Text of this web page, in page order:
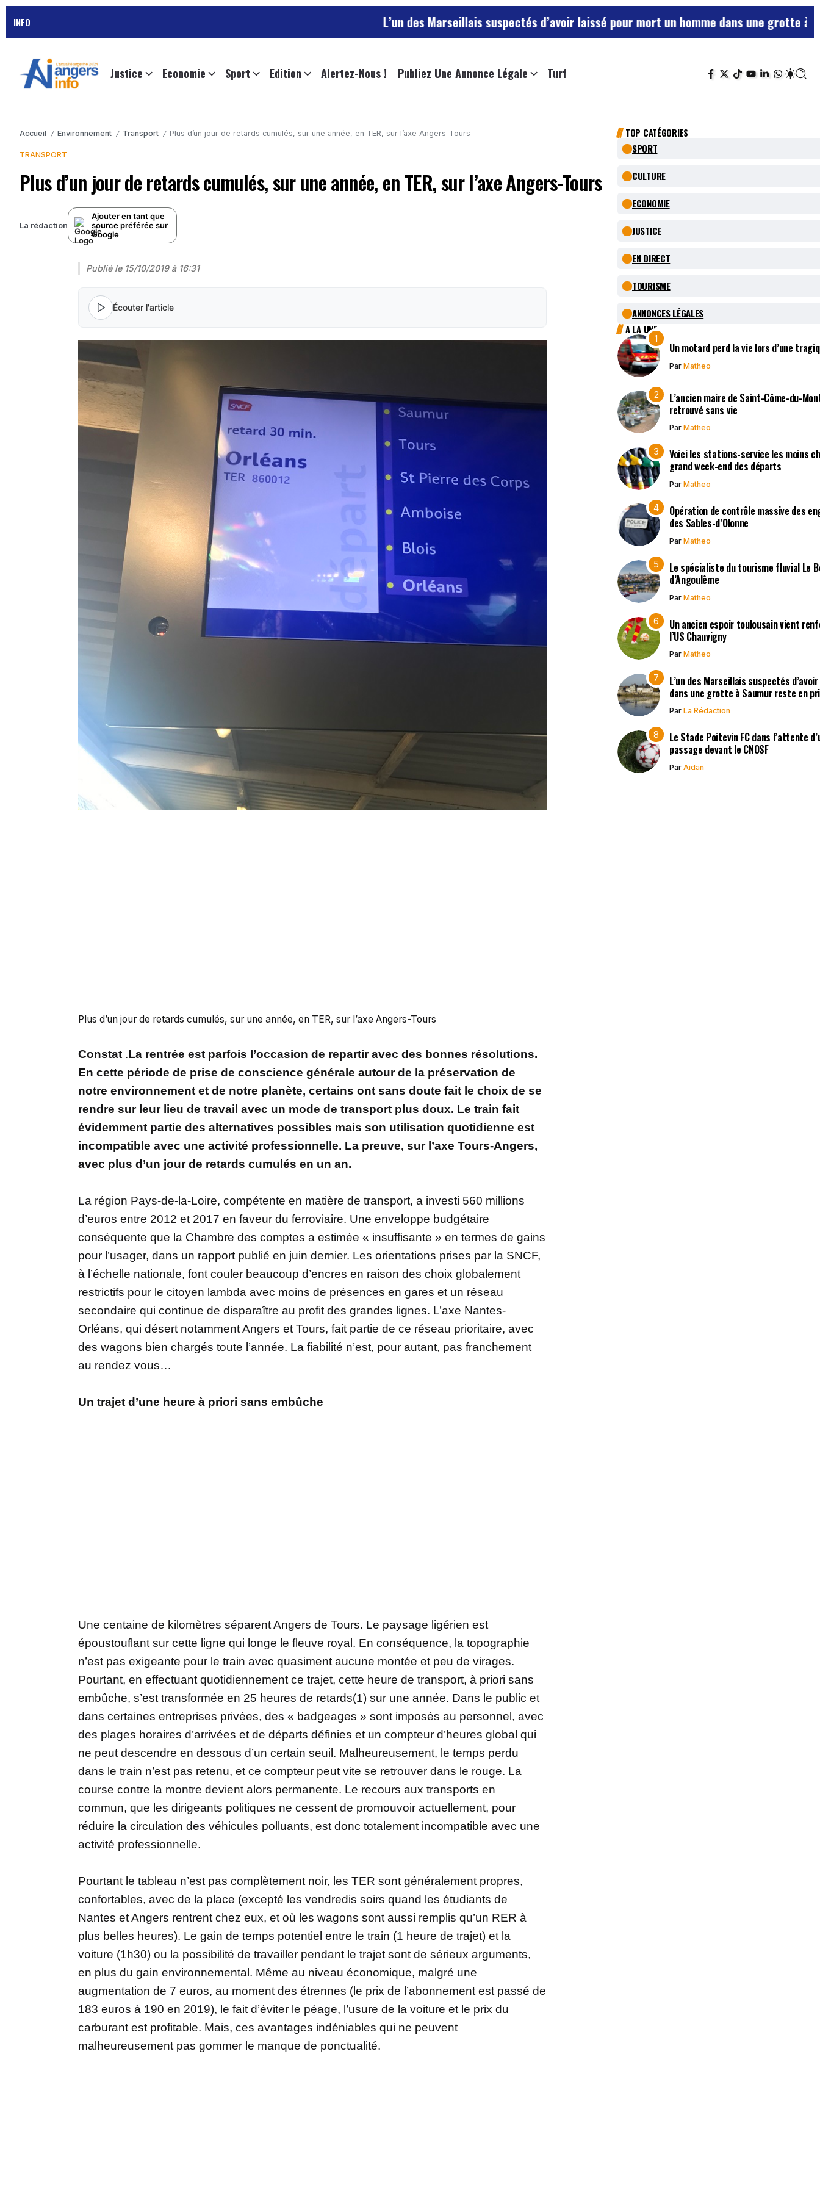
INFO L’un des Marseillais suspectés d’avoir laissé pour mort un homme dans une grotte à Saumur reste
Justice Economie Sport Edition Alertez-Nous ! Publiez Une Annonce Légale Turf
Accueil / Environnement / Transport / Plus d’un jour de retards cumulés, sur une année, en TER, sur l’axe Angers-Tours
TRANSPORT
Plus d’un jour de retards cumulés, sur une année, en TER, sur l’axe Angers-Tours
La rédaction
Ajouter en tant que
source préférée sur
Google
Publié le 15/10/2019 à 16:31
Écouter l'article
Plus d’un jour de retards cumulés, sur une année, en TER, sur l’axe Angers-Tours
Constat .La rentrée est parfois l’occasion de repartir avec des bonnes résolutions.
En cette période de prise de conscience générale autour de la préservation de
notre environnement et de notre planète, certains ont sans doute fait le choix de se
rendre sur leur lieu de travail avec un mode de transport plus doux. Le train fait
évidemment partie des alternatives possibles mais son utilisation quotidienne est
incompatible avec une activité professionnelle. La preuve, sur l’axe Tours-Angers,
avec plus d’un jour de retards cumulés en un an.
La région Pays-de-la-Loire, compétente en matière de transport, a investi 560 millions
d’euros entre 2012 et 2017 en faveur du ferroviaire. Une enveloppe budgétaire
conséquente que la Chambre des comptes a estimée « insuffisante » en termes de gains
pour l’usager, dans un rapport publié en juin dernier. Les orientations prises par la SNCF,
à l’échelle nationale, font couler beaucoup d’encres en raison des choix globalement
restrictifs pour le citoyen lambda avec moins de présences en gares et un réseau
secondaire qui continue de disparaître au profit des grandes lignes. L’axe Nantes-
Orléans, qui désert notamment Angers et Tours, fait partie de ce réseau prioritaire, avec
des wagons bien chargés toute l’année. La fiabilité n’est, pour autant, pas franchement
au rendez vous…
Un trajet d’une heure à priori sans embûche
Une centaine de kilomètres séparent Angers de Tours. Le paysage ligérien est
époustouflant sur cette ligne qui longe le fleuve royal. En conséquence, la topographie
n’est pas exigeante pour le train avec quasiment aucune montée et peu de virages.
Pourtant, en effectuant quotidiennement ce trajet, cette heure de transport, à priori sans
embûche, s’est transformée en 25 heures de retards(1) sur une année. Dans le public et
dans certaines entreprises privées, des « badgeages » sont imposés au personnel, avec
des plages horaires d’arrivées et de départs définies et un compteur d’heures global qui
ne peut descendre en dessous d’un certain seuil. Malheureusement, le temps perdu
dans le train n’est pas retenu, et ce compteur peut vite se retrouver dans le rouge. La
course contre la montre devient alors permanente. Le recours aux transports en
commun, que les dirigeants politiques ne cessent de promouvoir actuellement, pour
réduire la circulation des véhicules polluants, est donc totalement incompatible avec une
activité professionnelle.
Pourtant le tableau n’est pas complètement noir, les TER sont généralement propres,
confortables, avec de la place (excepté les vendredis soirs quand les étudiants de
Nantes et Angers rentrent chez eux, et où les wagons sont aussi remplis qu’un RER à
plus belles heures). Le gain de temps potentiel entre le train (1 heure de trajet) et la
voiture (1h30) ou la possibilité de travailler pendant le trajet sont de sérieux arguments,
en plus du gain environnemental. Même au niveau économique, malgré une
augmentation de 7 euros, au moment des étrennes (le prix de l’abonnement est passé de
183 euros à 190 en 2019), le fait d’éviter le péage, l’usure de la voiture et le prix du
carburant est profitable. Mais, ces avantages indéniables qui ne peuvent
malheureusement pas gommer le manque de ponctualité.
TOP CATÉGORIES
SPORT
CULTURE
ECONOMIE
JUSTICE
EN DIRECT
TOURISME
ANNONCES LÉGALES
A LA UNE
Un motard perd la vie lors d’une
Par Matheo
L’ancien maire de Saint-Côme-du-
retrouvé sans vie
Par Matheo
Voici les stations-service les moins
grand week-end des départs
Par Matheo
Opération de contrôle massive des
des Sables-d’Olonne
Par Matheo
Le spécialiste du tourisme fluvial Le
d’Angoulême
Par Matheo
Un ancien espoir toulousain vient
l’US Chauvigny
Par Matheo
L’un des Marseillais suspectés
dans une grotte à Saumur reste en
Par La Rédaction
Le Stade Poitevin FC dans l’attente
passage devant le CNOSF
Par Aidan